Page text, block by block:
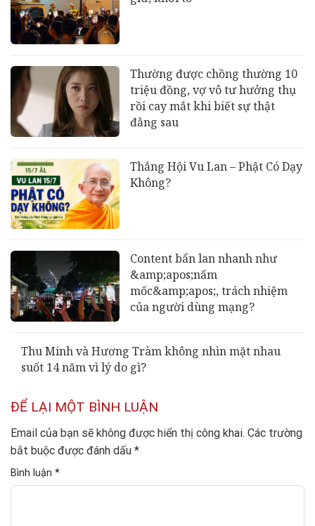
Thường được chồng thường 10
triệu đồng, vợ vô tư hưởng thụ
rồi cay mắt khi biết sự thật
đằng sau
Thắng Hội Vu Lan – Phật Có Dạy
Không?
Content bẩn lan nhanh như
&amp;apos;nấm
mốc&amp;apos;, trách nhiệm
của người dùng mạng?
Thu Minh và Hương Tràm không nhìn mặt nhau
suốt 14 năm vì lý do gì?
ĐỂ LẠI MỘT BÌNH LUẬN
Email của bạn sẽ không được hiển thị công khai. Các trường
bắt buộc được đánh dấu *
Bình luận *